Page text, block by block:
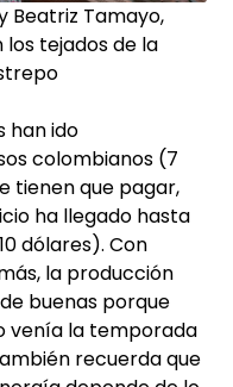
Beatriz Tamayo,
los tejados de la
han ido
colombianos (7
tienen que pagar,
ha llegado hasta
dólares). Con
la producción
buenas porque
venía la temporada
recuerda que